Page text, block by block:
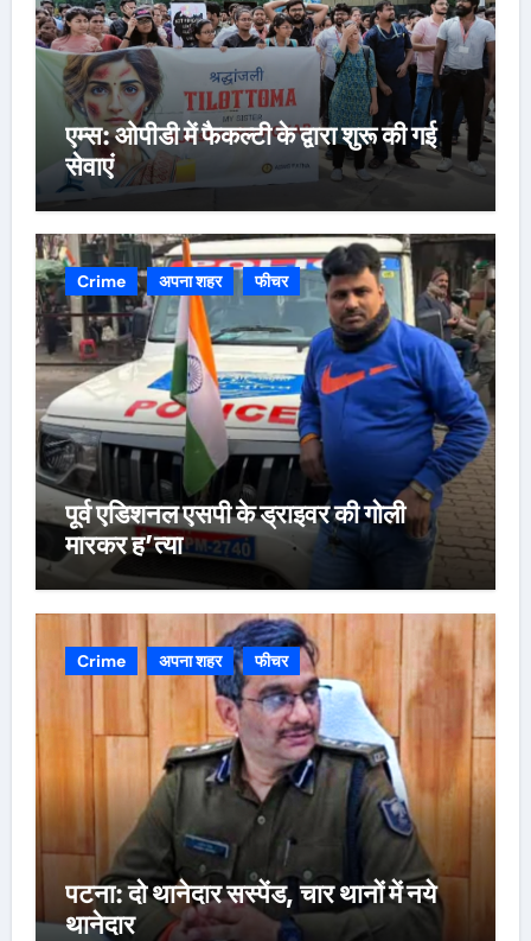
एम्स: ओपीडी में फैकल्टी के द्वारा शुरू की गई
सेवाएं
Crime अपना शहर फीचर
पूर्व एडिशनल एसपी के ड्राइवर की गोली
मारकर ह’त्या
Crime अपना शहर फीचर
पटना: दो थानेदार सस्पेंड, चार थानों में नये
थानेदार